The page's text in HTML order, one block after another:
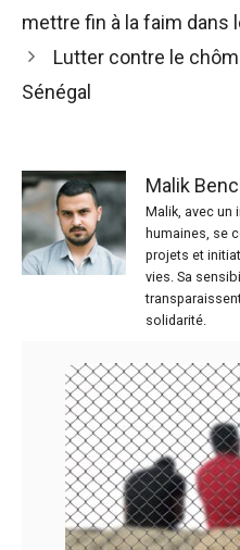
mettre fin à la faim dans
Lutter contre le
Sénégal
Malik
Malik, avec un
humaines, se
projets et
vies. Sa
solidarité.